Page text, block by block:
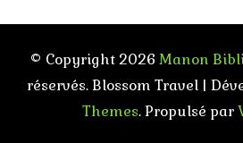
© Copyright 2026 Manon
réservés.Blossom Travel |
Themes. Propulsé par